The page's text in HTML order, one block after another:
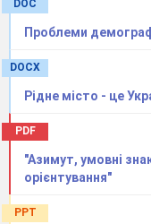
DOC
Проблеми
DOCX
Рідне місто - це
PDF
"Азимут, умовні
орієнтування"
PPT